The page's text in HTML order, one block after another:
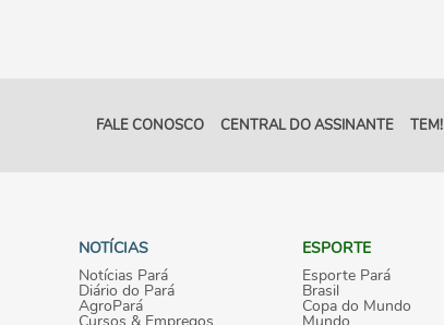
FALE CONOSCO CENTRAL DO ASSINANTE TEM!
NOTÍCIAS
Notícias Pará
Diário do Pará
AgroPará
Cursos & Empregos
ESPORTE
Esporte Pará
Brasil
Copa do Mundo
Mundo